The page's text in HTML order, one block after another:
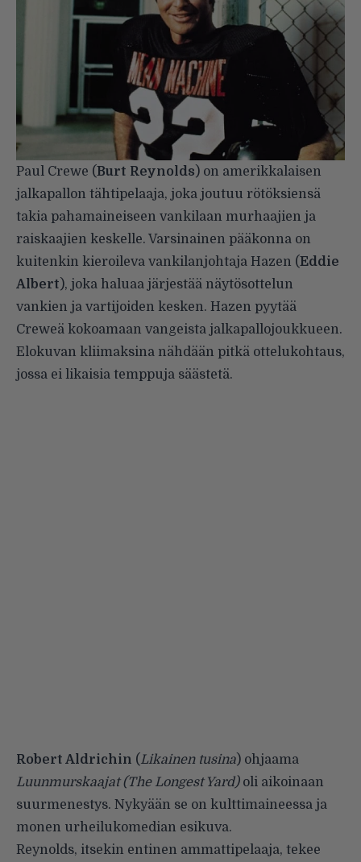
Paul Crewe (Burt Reynolds) on amerikkalaisen
jalkapallon tähtipelaaja, joka joutuu rötöksiensä
takia pahamaineiseen vankilaan murhaajien ja
raiskaajien keskelle. Varsinainen pääkonna on
kuitenkin kieroileva vankilanjohtaja Hazen (Eddie
Albert), joka haluaa järjestää näytösottelun
vankien ja vartijoiden kesken. Hazen pyytää
Creweä kokoamaan vangeista jalkapallojoukkueen.
Elokuvan kliimaksina nähdään pitkä ottelukohtaus,
jossa ei likaisia temppuja säästetä.
Robert Aldrichin (Likainen tusina) ohjaama
Luunmurskaajat (The Longest Yard)oli aikoinaan
suurmenestys. Nykyään se on kulttimaineessa ja
monen urheilukomedian esikuva.
Reynolds, itsekin entinen ammattipelaaja, tekee